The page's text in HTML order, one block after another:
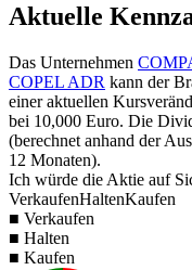
Aktuelle
Das Unternehmen
COPEL ADR kann der
einer aktuellen
bei 10,000 Euro. Die
(berechnet anhand der
12 Monaten).
Ich würde die Aktie auf
VerkaufenHaltenKaufen
■ Verkaufen
■ Halten
■ Kaufen